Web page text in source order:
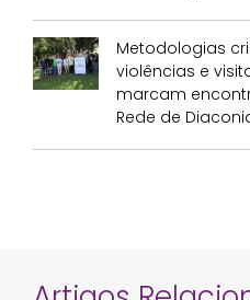
Metodologias
violências e
marcam
Rede de